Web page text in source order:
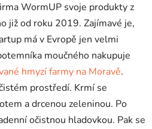
WormUP svoje produkty z
již od roku 2019. Zajímavé je,
má v Evropě jen velmi
moučného nakupuje
hmyzí farmy na Moravě.
prostředí. Krmí se
a drcenou zeleninou. Po
očistnou hladovkou. Pak se